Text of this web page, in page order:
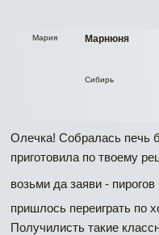
Марнюня
Мария
Сибирь
Олечка! Собралась печь
приготовила по твоему
возьми да заяви -
пришлось переиграть по
Получилисть такие